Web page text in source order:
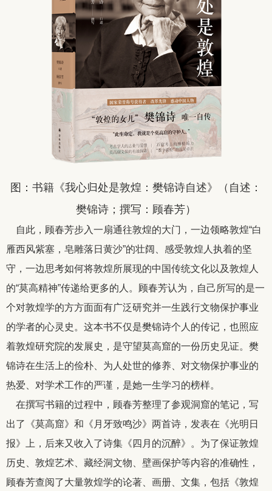
图：书籍《我心归处是敦煌：樊锦诗自述》（自述：
樊锦诗；撰写：顾春芳）
自此，顾春芳步入一扇通往敦煌的大门，一边领略敦煌“白
雁西风紫塞，皂雕落日黄沙”的壮阔、感受敦煌人执着的坚
守，一边思考如何将敦煌所展现的中国传统文化以及敦煌人
的“莫高精神”传递给更多的人。顾春芳认为，自己所写的是一
个对敦煌学的方方面面有广泛研究并一生践行文物保护事业
的学者的心灵史。这本书不仅是樊锦诗个人的传记，也照应
着敦煌研究院的发展史，是守望莫高窟的一份历史见证。樊
锦诗在生活上的俭朴、为人处世的修养、对文物保护事业的
热爱、对学术工作的严谨，是她一生学习的榜样。
在撰写书籍的过程中，顾春芳整理了参观洞窟的笔记，写
出了《莫高窟》和《月牙致鸣沙》两首诗，发表在《光明日
报》上，后来又收入了诗集《四月的沉醉》。为了保证敦煌
历史、敦煌艺术、藏经洞文物、壁画保护等内容的准确性，
顾春芳查阅了大量敦煌学的论著、画册、文集，包括《敦煌